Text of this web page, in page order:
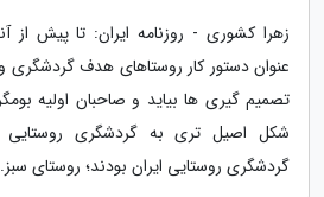
زهرا کشوری - روزنامه ایران: تا پیش از
عنوان دستور کار روستاهای هدف
تصمیم گیری ها بیاید و صاحبان اولیه
شکل اصیل تری به گردشگری روستایی
گردشگری روستایی ایران بودند؛ روستای